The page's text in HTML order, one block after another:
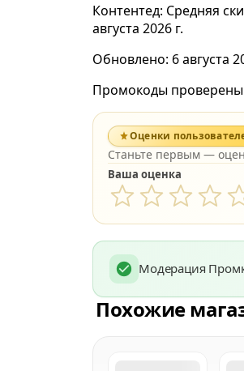
Контентед: Средняя
августа 2026 г.
Обновлено: 6 августа
Промокоды проверены
Оценки
Станьте первым —
Ваша оценка
Модерация
Похожие